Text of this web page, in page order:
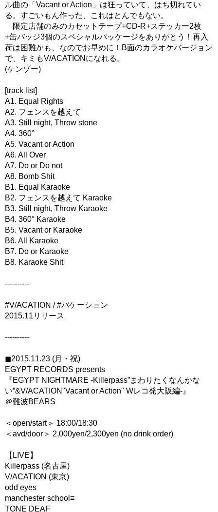
ル曲の「Vacant or Action」は狂っていて、はち切れてい
る。すごいもん作った、これはとんでもない。
限定店舗のみのカセットテープ+CD-R+ステッカー2枚
+缶バッジ3個のスペシャルパッケージをありがとう！再入
荷は困難かも、なのでお早めに！B面のカラオケバージョン
で、キミもV/ACATIONになれる。
(ケンゾー)
[track list]
A1. Equal Rights
A2. フェンスを越えて
A3. Still night, Throw stone
A4. 360°
A5. Vacant or Action
A6. All Over
A7. Do or Do not
A8. Bomb Shit
B1. Equal Karaoke
B2. フェンスを越えて Karaoke
B3. Still night, Throw Karaoke
B4. 360° Karaoke
B5. Vacant or Karaoke
B6. All Karaoke
B7. Do or Karaoke
B8. Karaoke Shit
----------
#V/ACATION / #バケーション
2015.11リリース
----------
◼︎2015.11.23 (月・祝)
EGYPT RECORDS presents
『EGYPT NIGHTMARE -Killerpass”まわりたくなんかな
い”&V/ACATION"Vacant or Action" Wレコ発大阪編-』
＠難波BEARS
＜open/start＞ 18:00/18:30
＜avd/door＞ 2,000yen/2,300yen (no drink order)
【LIVE】
Killerpass (名古屋)
V/ACATION (東京)
odd eyes
manchester school≡
TONE DEAF